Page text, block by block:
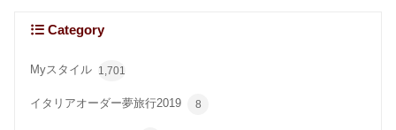
Category
Myスタイル 1,701
イタリアオーダー夢旅行2019 8